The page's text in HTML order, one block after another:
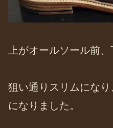
上がオールソール前
狙い通りスリムにな
になりました。